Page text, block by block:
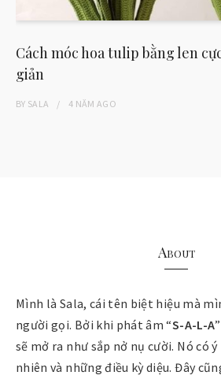
Cách móc hoa tulip bằng len
giản
BY SALA 4 NĂM AGO
About
Mình là Sala, cái tên biệt hiệu mà
người gọi. Bởi khi phát âm “S-A-L-A
sẽ mở ra như sắp nở nụ cười. Nó có
nhiên và những điều kỳ diệu. Đây